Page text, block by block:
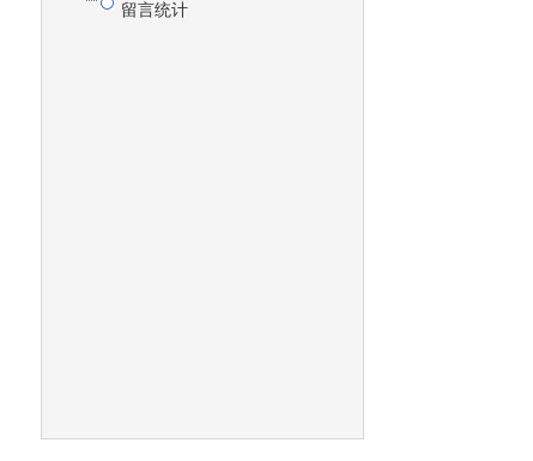
留言统计